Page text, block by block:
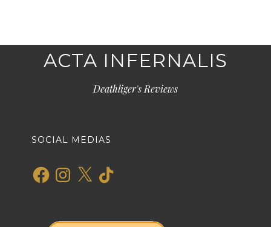
ACTA INFERNALIS
Deathliger's Reviews
SOCIAL MEDIAS
FacebookInstagram
X TikTok